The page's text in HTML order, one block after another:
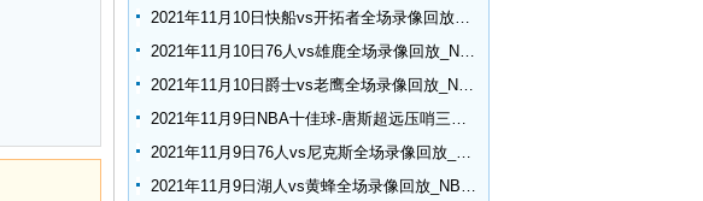
2021年11月10日快船vs开拓者全场录像回放_NBA常规赛
2021年11月10日76人vs雄鹿全场录像回放_NBA常规赛
2021年11月10日爵士vs老鹰全场录像回放_NBA常规赛
2021年11月9日NBA十佳球-唐斯超远压哨三分 小乔丹空接隔扣
2021年11月9日76人vs尼克斯全场录像回放_NBA常规赛
2021年11月9日湖人vs黄蜂全场录像回放_NBA常规赛